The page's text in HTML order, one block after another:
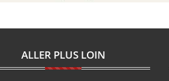
ALLER PLUS LOIN